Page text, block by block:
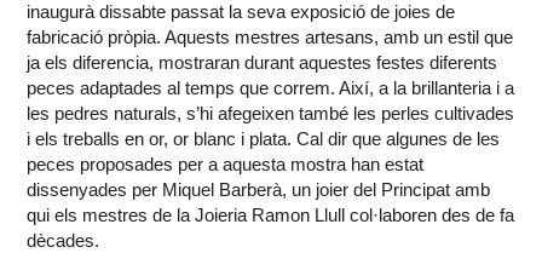
inaugurà dissabte passat la seva exposició de joies de
fabricació pròpia. Aquests mestres artesans, amb un estil que
ja els diferencia, mostraran durant aquestes festes diferents
peces adaptades al temps que correm. Així, a la brillanteria i a
les pedres naturals, s’hi afegeixen també les perles cultivades
i els treballs en or, or blanc i plata. Cal dir que algunes de les
peces proposades per a aquesta mostra han estat
dissenyades per Miquel Barberà, un joier del Principat amb
qui els mestres de la Joieria Ramon Llull col·laboren des de fa
dècades.